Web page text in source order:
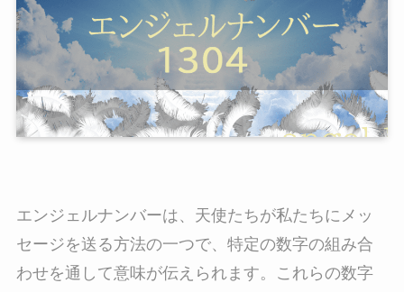
エンジェルナンバーは、天使たちが私たちにメッ
セージを送る方法の一つで、特定の数字の組み合
わせを通して意味が伝えられます。これらの数字